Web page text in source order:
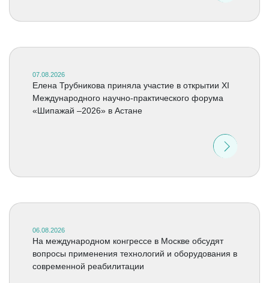
07.08.2026
Елена Трубникова приняла участие в открытии XI
Международного научно-практического форума
«Шипажай –2026» в Астане
06.08.2026
На международном конгрессе в Москве обсудят
вопросы применения технологий и оборудования в
современной реабилитации